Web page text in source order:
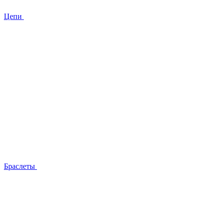
Цепи
Браслеты